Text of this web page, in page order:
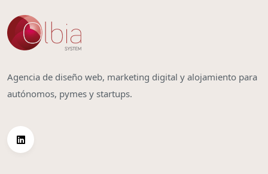
Agencia de diseño web, marketing digital y alojamiento para
autónomos, pymes y startups.